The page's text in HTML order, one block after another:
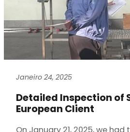
Janeiro 24, 2025
Detailed Inspection of
European Client